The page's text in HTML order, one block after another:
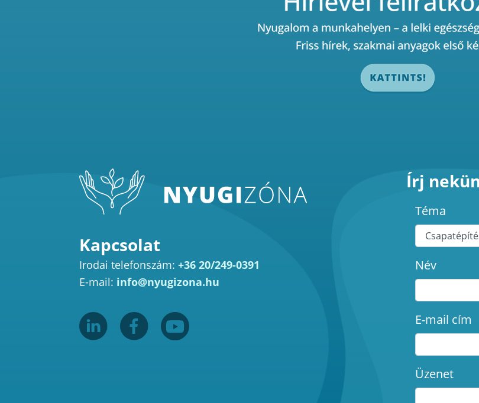
Kapcsolat
Irodai telefonszám:+36 20/249-0391
E-mail: info@nyugizona.hu
Írj
Téma
Név
E-mail cím
Üzenet